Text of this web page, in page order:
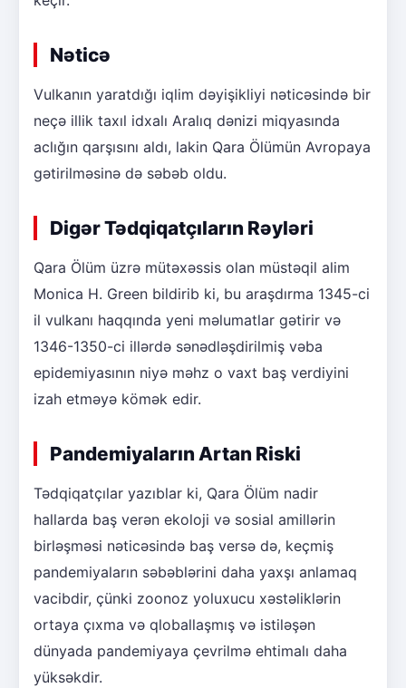
Nəticə
Vulkanın yaratdığı iqlim dəyişikliyi nəticəsində bir
neçə illik taxıl idxalı Aralıq dənizi miqyasında
aclığın qarşısını aldı, lakin Qara Ölümün Avropaya
gətirilməsinə də səbəb oldu.
Digər Tədqiqatçıların Rəyləri
Qara Ölüm üzrə mütəxəssis olan müstəqil alim
Monica H. Green bildirib ki, bu araşdırma 1345-ci
il vulkanı haqqında yeni məlumatlar gətirir və
1346-1350-ci illərdə sənədləşdirilmiş vəba
epidemiyasının niyə məhz o vaxt baş verdiyini
izah etməyə kömək edir.
Pandemiyaların Artan Riski
Tədqiqatçılar yazıblar ki, Qara Ölüm nadir
hallarda baş verən ekoloji və sosial amillərin
birləşməsi nəticəsində baş versə də, keçmiş
pandemiyaların səbəblərini daha yaxşı anlamaq
vacibdir, çünki zoonoz yoluxucu xəstəliklərin
ortaya çıxma və qloballaşmış və istiləşən
dünyada pandemiyaya çevrilmə ehtimalı daha
yüksəkdir.